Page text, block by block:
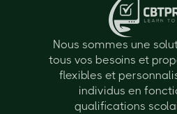
Nous sommes une
tous vos besoins et
flexibles et
individus en
qualifications